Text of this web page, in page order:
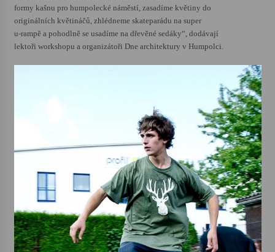
30. 6. 2026
formy kašnu pro humpolecké náměstí, zasadíme květiny do
originálních květináčů, zhlédneme skateparádu na super
u-rampě a pohodlně se usadíme na dřevěné sedáky“, dodávají
lektoři workshopu a organizátoři Dne architektury v Humpolci.